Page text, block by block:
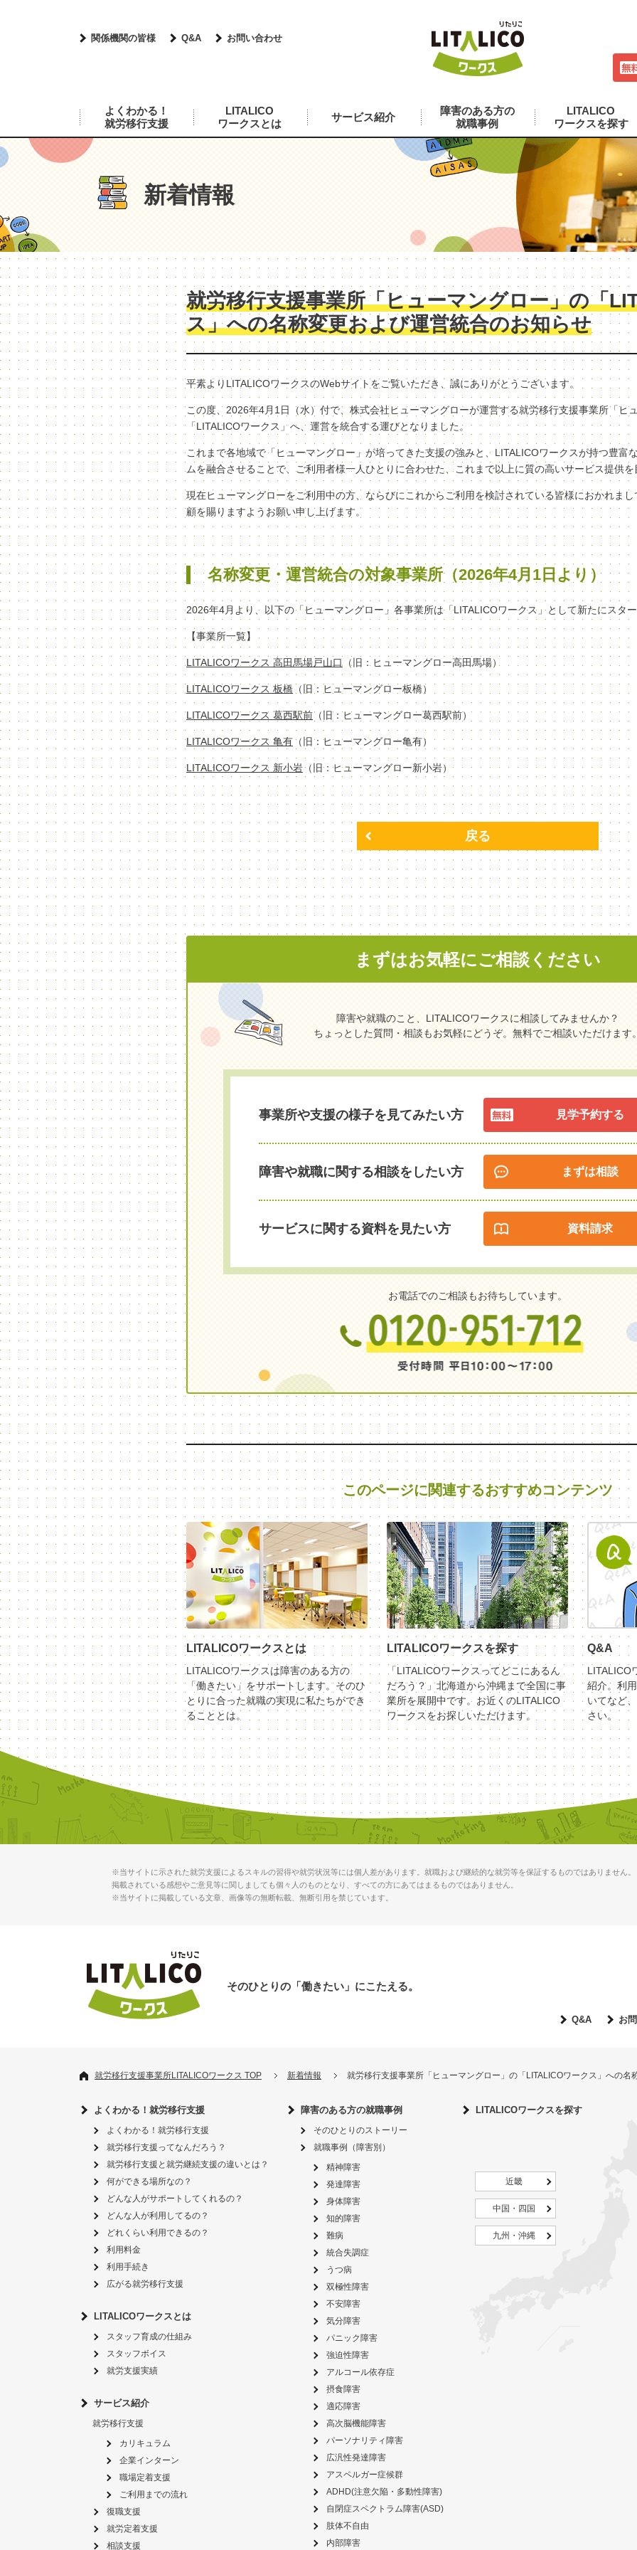
関係機関の皆様 Q&A お問い合わせ
よくわかる！
就労移行支援
LITALICO
ワークスとは
サービス紹介
障害のある方の
就職事例
LITALICO
ワークスを探す
新着情報
就労移行支援事業所「ヒューマングロー」の「
ス」への名称変更および運営統合のお知らせ
平素よりLITALICOワークスのWebサイトをご覧いただき、誠にありがとうございます。
この度、2026年4月1日（水）付で、株式会社ヒューマングローが運営する就労移行支援事業所「ヒ
「LITALICOワークス」へ、運営を統合する運びとなりました。
これまで各地域で「ヒューマングロー」が培ってきた支援の強みと、LITALICOワークスが持つ豊富
ムを融合させることで、ご利用者様一人ひとりに合わせた、これまで以上に質の高いサービス提供
現在ヒューマングローをご利用中の方、ならびにこれからご利用を検討されている皆様におかれま
顧を賜りますようお願い申し上げます。
名称変更・運営統合の対象事業所（2026年4月1日より）
2026年4月より、以下の「ヒューマングロー」各事業所は「LITALICOワークス」として新たにスタ
【事業所一覧】
LITALICOワークス 高田馬場戸山口 （旧：ヒューマングロー高田馬場）
LITALICOワークス 板橋 （旧：ヒューマングロー板橋）
LITALICOワークス 葛西駅前（旧：ヒューマングロー葛西駅前）
LITALICOワークス 亀有 （旧：ヒューマングロー亀有）
LITALICOワークス 新小岩（旧：ヒューマングロー新小岩）
戻る
まずはお気軽にご相談ください
障害や就職のこと、LITALICOワークスに相談してみませんか？
ちょっとした質問・相談もお気軽にどうぞ。無料でご相談いただけます
事業所や支援の様子を見てみたい方 見学予約する
障害や就職に関する相談をしたい方 まずは相談
サービスに関する資料を見たい方 資料請求
お電話でのご相談もお待ちしています。
このページに関連するおすすめコンテンツ
LITALICOワークスとは
LITALICOワークスは障害のある方の
「働きたい」をサポートします。そのひ
とりに合った就職の実現に私たちができ
ることとは。
LITALICOワークスを探す
「LITALICOワークスってどこにあるん
だろう？」北海道から沖縄まで全国に事
業所を展開中です。お近くのLITALICO
ワークスをお探しいただけます。
Q&A
LITALICO
紹介。利
いてなど
さい。
※当サイトに示された就労支援によるスキルの習得や就労状況等には個人差があります。就職および継続的な就労等を保証するものではありません。
掲載されている感想やご意見等に関しましても個々人のものとなり、すべての方にあてはまるものではありません。
※当サイトに掲載している文章、画像等の無断転載、無断引用を禁じています。
そのひとりの「働きたい」にこたえる。
Q&A お
就労移行支援事業所LITALICOワークス TOP 新着情報 就労移行支援事業所「ヒューマングロー」の「LITALICOワークス」への名
よくわかる！就労移行支援
よくわかる！就労移行支援
就労移行支援ってなんだろう？
就労移行支援と就労継続支援の違いとは？
何ができる場所なの？
どんな人がサポートしてくれるの？
どんな人が利用してるの？
どれくらい利用できるの？
利用料金
利用手続き
広がる就労移行支援
LITALICOワークスとは
スタッフ育成の仕組み
スタッフボイス
就労支援実績
サービス紹介
就労移行支援
カリキュラム
企業インターン
職場定着支援
ご利用までの流れ
復職支援
就労定着支援
相談支援
障害のある方の就職事例
そのひとりのストーリー
就職事例（障害別）
精神障害
発達障害
身体障害
知的障害
難病
統合失調症
うつ病
双極性障害
不安障害
気分障害
パニック障害
強迫性障害
アルコール依存症
摂食障害
適応障害
高次脳機能障害
パーソナリティ障害
広汎性発達障害
アスペルガー症候群
ADHD(注意欠陥・多動性障害)
自閉症スペクトラム障害(ASD)
肢体不自由
内部障害
LITALICOワークスを探す
近畿
中国・四国
九州・沖縄